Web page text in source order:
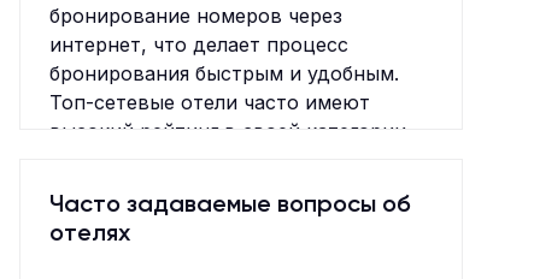
бронирование номеров через
интернет, что делает процесс
бронирования быстрым и удобным.
Топ-сетевые отели часто имеют
высокий рейтинг в своей категории.
центры и фитнес-залы. Многие
известные сетевые отели
Часто задаваемые вопросы об
отелях